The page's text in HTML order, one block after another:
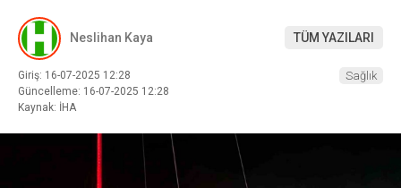
Neslihan Kaya TÜM YAZILARI
Giriş: 16-07-2025 12:28
Güncelleme: 16-07-2025 12:28
Kaynak: İHA
Sağlık